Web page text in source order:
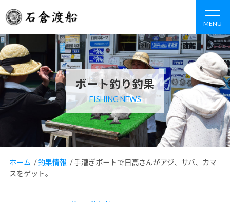
MENU
ボート釣り釣果
FISHING NEWS
ホーム /釣果情報 /手漕ぎボートで日高さんがアジ、サバ、カマ
スをゲット。